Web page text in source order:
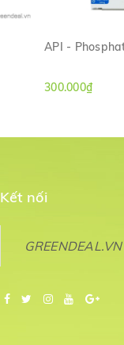
API -
300.000₫
Kết nối
GREENDEAL.VN